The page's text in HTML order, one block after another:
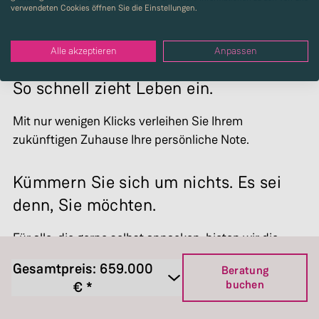
So schnell zieht Leben ein.
Mit nur wenigen Klicks verleihen Sie Ihrem
zukünftigen Zuhause Ihre persönliche Note.
Kümmern Sie sich um nichts. Es sei
denn, Sie möchten.
Für alle, die gerne selbst anpacken, bieten wir die
Option „Ausbauhaus“. Gestalten Sie selbstständig die
Böden und Wände ganz nach Ihren Vorstellungen.
Gesamtpreis: 659.000
€ *
Beratung
buchen
verwendeten Cookies öffnen Sie die Einstellungen.
Alle akzeptieren Anpassen